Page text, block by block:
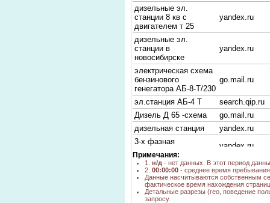
дизельные эл.
станции 8 кв с
двигателем т 25
yandex.ru
дизельные эл.
станции в
новосибирске
yandex.ru
электрическая схема
бензинового
генегатора АБ-8-Т/230
go.mail.ru
эл.станция АБ-4 Т
search.qip.ru
Дизель Д 65 -схема
go.mail.ru
дизельная станция
yandex.ru
3-х фазная
диз.эл.станция 3 кВт
yandex.ru
АД-200С-Т400-1РС
yandex.ru
эл станция
дизель,бензин 10-12
квт 3 фазный
yandex.ru
Примечания:
1. н/д - нет данных. В этот период
2. 00:00:00 - среднее время
Данные насчитываются собственным
фактическое время нахождения
Детальные разрезы (гео, поведение
запросу.